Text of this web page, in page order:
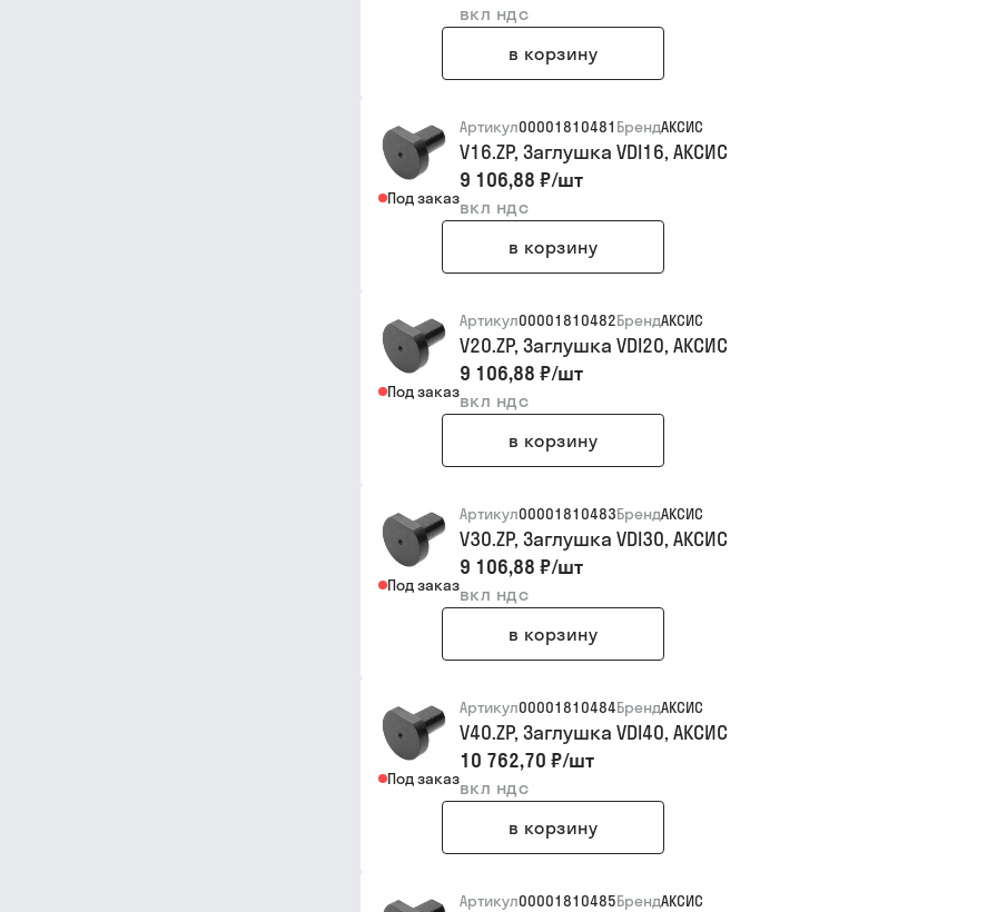
вкл ндс
в корзину
Под заказ
Артикул00001810481 БрендАКСИС
V16.ZP, Заглушка VDI16, АКСИС
9 106,88 ₽/шт
вкл ндс
в корзину
Под заказ
Артикул00001810482БрендАКСИС
V20.ZP, Заглушка VDI20, АКСИС
9 106,88 ₽/шт
вкл ндс
в корзину
Под заказ
Артикул00001810483БрендАКСИС
V30.ZP, Заглушка VDI30, АКСИС
9 106,88 ₽/шт
вкл ндс
в корзину
Под заказ
Артикул00001810484БрендАКСИС
V40.ZP, Заглушка VDI40, АКСИС
10 762,70 ₽/шт
вкл ндс
в корзину
Артикул00001810485БрендАКСИС